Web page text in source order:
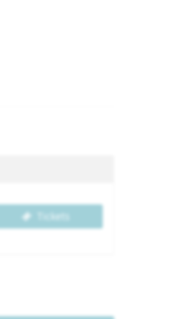
Tickets